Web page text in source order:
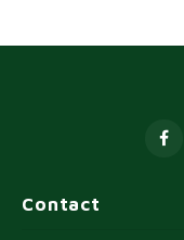
Contact